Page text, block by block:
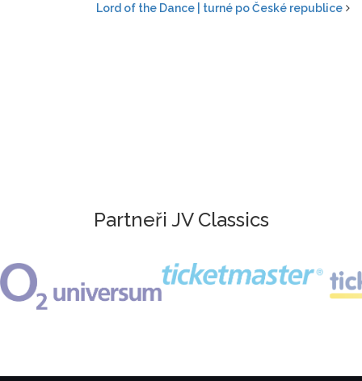
Lord of the Dance | turné po České republice
Partneři JV Classics